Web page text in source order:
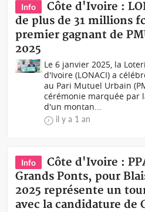
Info
Côte d'Ivoire :
de plus de 31 millions
premier gagnant de
2025
Le 6 janvier 2025, la
d'Ivoire (LONACI) a
au Pari Mutuel Urbain
cérémonie marquée par
d'un montan...
il y a 1 an
Info
Côte d'Ivoire :
Grands Ponts, pour
2025 représente un
avec la candidature de